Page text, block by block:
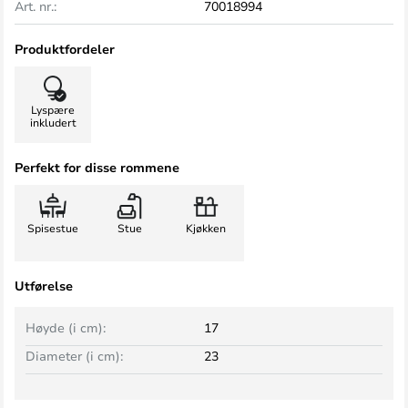
Art. nr.: 70018994
Produktfordeler
Lyspære
inkludert
Perfekt for disse rommene
Spisestue Stue Kjøkken
Utførelse
Høyde (i cm):
17
Diameter (i cm):
23